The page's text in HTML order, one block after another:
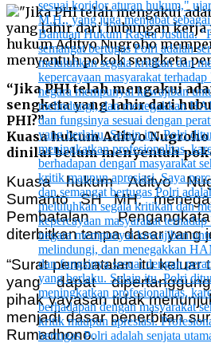
“Jika PHI telah mengakui
sengketa yang lahir dari
PHI?”
Kuasa hukum Adityo
dinilai belum menyentuh
Kuasa hukum Adityo
Sumanto SH MH,
Pembatalan
diterbitkan tanpa dasar yang
“Surat pembatalan itu keluar
yang dapat
pihak yayasan tidak
menjadi dasar penerbitan
Rumadhono.